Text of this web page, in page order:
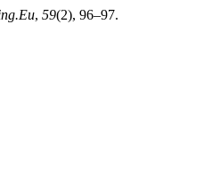
, 59(2), 96–97.